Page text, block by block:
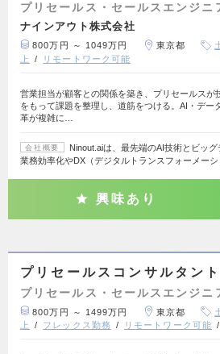
プリセールス・セールスエンジニ
ナインアウト株式会社
800万円 ～ 1049万円 東京都
上
リモートワーク可能
営業担当が顧客との関係を築き、プリセールスが
をもって課題を整理し、道筋をつける。AI・デー
革が複雑に…
会社概要
Ninout.aiは、最先端のAI技術とビッ
業務効率化やDX（デジタルトランスフォーメーシ
興味あり
プリセールスコンサルタント
プリセールス・セールスエンジニ
800万円 ～ 1499万円 東京都
上
フレックス勤務 リモートワーク可能